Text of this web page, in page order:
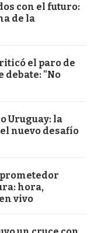
con el futuro:
de la
el paro de
debate: "No
Uruguay: la
nuevo desafío
prometedor
hora,
vivo